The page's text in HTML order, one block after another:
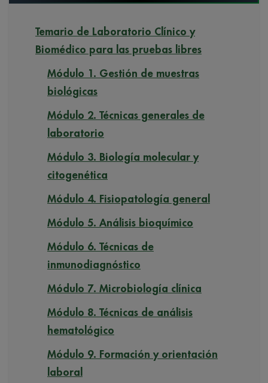
Temario de Laboratorio Clínico y
Biomédico para las pruebas libres
Módulo 1. Gestión de muestras
biológicas
Módulo 2. Técnicas generales de
laboratorio
Módulo 3. Biología molecular y
citogenética
Módulo 4. Fisiopatología general
Módulo 5. Análisis bioquímico
Módulo 6. Técnicas de
inmunodiagnóstico
Módulo 7. Microbiología clínica
Módulo 8. Técnicas de análisis
hematológico
Módulo 9. Formación y orientación
laboral